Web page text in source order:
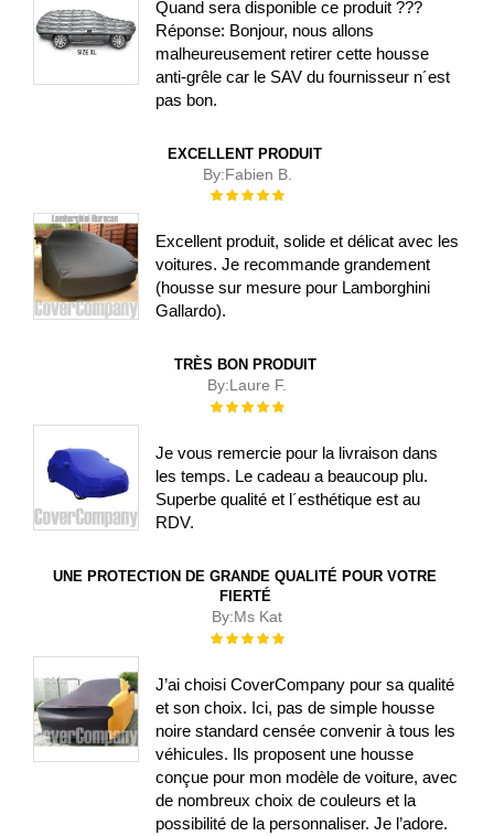
Quand sera disponible ce produit ???
Réponse: Bonjour, nous allons
malheureusement retirer cette housse
anti-grêle car le SAV du fournisseur n´est
pas bon.
EXCELLENT PRODUIT
By:Fabien B.
Évaluation :
Excellent produit, solide et délicat avec les
voitures. Je recommande grandement
(housse sur mesure pour Lamborghini
Gallardo).
TRÈS BON PRODUIT
By:Laure F.
Évaluation :
Je vous remercie pour la livraison dans
les temps. Le cadeau a beaucoup plu.
Superbe qualité et l´esthétique est au
RDV.
UNE PROTECTION DE GRANDE QUALITÉ POUR VOTRE
FIERTÉ
By:Ms Kat
Évaluation :
J’ai choisi CoverCompany pour sa qualité
et son choix. Ici, pas de simple housse
noire standard censée convenir à tous les
véhicules. Ils proposent une housse
conçue pour mon modèle de voiture, avec
de nombreux choix de couleurs et la
possibilité de la personnaliser. Je l’adore.